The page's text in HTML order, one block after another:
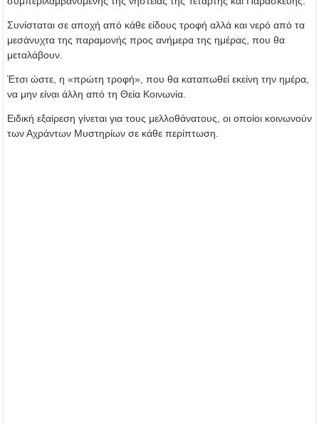
Συνίσταται σε αποχή από κάθε είδους τροφή αλλά και νερό από τα
μεσάνυχτα της παραμονής προς ανήμερα της ημέρας, που θα
μεταλάβουν.
Έτσι ώστε, η «πρώτη τροφή», που θα καταπωθεί εκείνη την ημέρα,
να μην είναι άλλη από τη Θεία Κοινωνία.
Ειδική εξαίρεση γίνεται για τους μελλοθάνατους, οι οποίοι κοινωνούν
των Αχράντων Μυστηρίων σε κάθε περίπτωση.